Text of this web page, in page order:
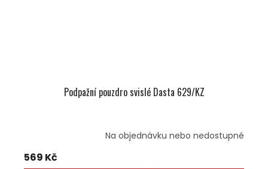
Podpažní pouzdro svislé Dasta 629/KZ
Na objednávku nebo nedostupné
569 Kč